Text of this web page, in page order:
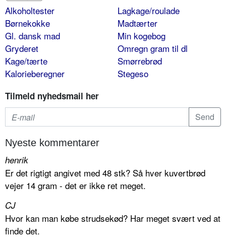
Alkoholtester
Børnekokke
Gl. dansk mad
Gryderet
Kage/tærte
Kalorieberegner
Lagkage/roulade
Madtærter
Min kogebog
Omregn gram til dl
Smørrebrød
Stegeso
Tilmeld nyhedsmail her
Nyeste kommentarer
henrik
Er det rigtigt angivet med 48 stk? Så hver kuvertbrød
vejer 14 gram - det er ikke ret meget.
CJ
Hvor kan man købe strudsekød? Har meget svært ved at
finde det.